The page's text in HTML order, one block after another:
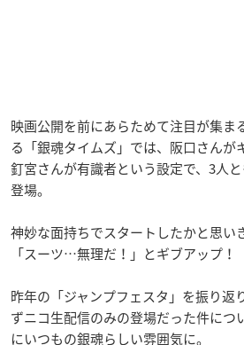
映画公開を前にあらためて注目が集ま
る「銀魂タイムズ」では、阪口さんが
釘宮さんが有識者という設定で、3人
登場。
神妙な面持ちでスタートしたかと思い
「スーツ…無理だ！」とギブアップ！
昨年の「ジャンプフェスタ」を振り返
ずニコ生配信のみの登場だった件につ
にいつもの銀魂らしい雰囲気に。